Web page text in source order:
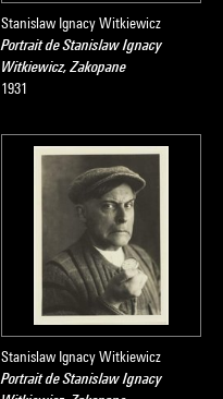
Stanislaw Ignacy Witkiewicz
Portrait de Stanislaw Ignacy
Witkiewicz, Zakopane
1931
Stanislaw Ignacy Witkiewicz
Portrait de Stanislaw Ignacy